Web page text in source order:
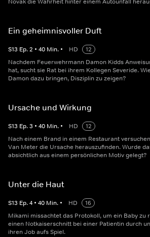
Ein geheimnisvoller Duft
S13 Ep.2 • 40 Min. • HD
12
Nachdem Feuerwehrmann Damon Kidds
hat, sucht sie Rat bei ihrem Kollegen Severide.
Damon dazu bringen, Disziplin zu zeigen?
Ursache und Wirkung
S13 Ep.3 • 40 Min. • HD
12
Nach einem Brand in einem Restaurant
Van Meter die Ursache herauszufinden. Wurde
absichtlich aus einem persönlichen Motiv gelegt?
Unter die Haut
S13 Ep.4 • 40 Min. • HD
16
Mikami missachtet das Protokoll, um ein Baby zu
einen Notkaiserschnitt bei einer Patientin durch
ihren Job aufs Spiel.